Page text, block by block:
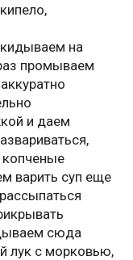
на
промываем
и даем
варить суп еще
сюда
лук с морковью,